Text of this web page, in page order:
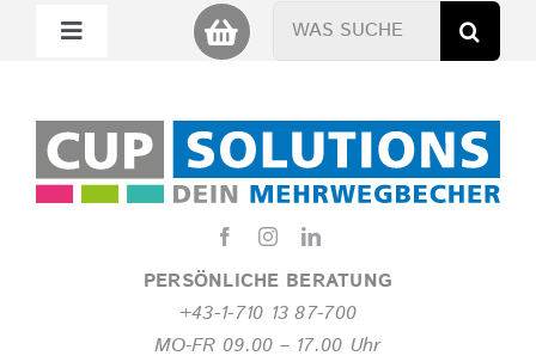
PERSÖNLICHE BERATUNG
+43-1-710 13 87-700
MO-FR 09.00 – 17.00 Uhr
Toggle
Miet Cup
Nachhaltigkeit
Suche
nach: